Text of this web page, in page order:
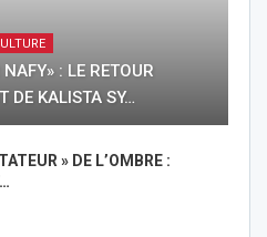
: LE RETOUR
DE KALISTA SY…
» DE L’OMBRE :